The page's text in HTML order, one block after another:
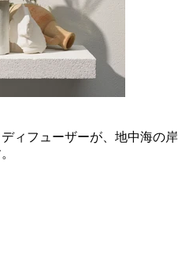
ィフューザーが、地中海の岸